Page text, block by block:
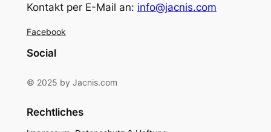
Kontakt per E-Mail an: info@jacnis.com
Facebook
Social
© 2025 by Jacnis.com
Rechtliches